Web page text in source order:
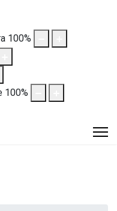
100%
100%